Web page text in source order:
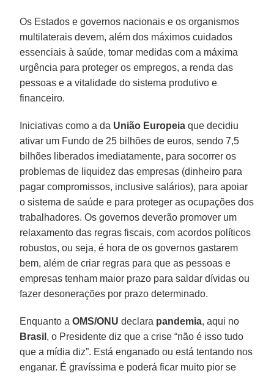
Os Estados e governos nacionais e os organismos
multilaterais devem, além dos máximos cuidados
essenciais à saúde, tomar medidas com a máxima
urgência para proteger os empregos, a renda das
pessoas e a vitalidade do sistema produtivo e
financeiro.
Iniciativas como a da União Europeia que decidiu
ativar um Fundo de 25 bilhões de euros, sendo 7,5
bilhões liberados imediatamente, para socorrer os
problemas de liquidez das empresas (dinheiro para
pagar compromissos, inclusive salários), para apoiar
o sistema de saúde e para proteger as ocupações dos
trabalhadores. Os governos deverão promover um
relaxamento das regras fiscais, com acordos políticos
robustos, ou seja, é hora de os governos gastarem
bem, além de criar regras para que as pessoas e
empresas tenham maior prazo para saldar dívidas ou
fazer desonerações por prazo determinado.
Enquanto aOMS/ONU declara pandemia, aqui no
Brasil , o Presidente diz que a crise “não é isso tudo
que a mídia diz”. Está enganado ou está tentando nos
enganar. É gravíssima e poderá ficar muito pior se